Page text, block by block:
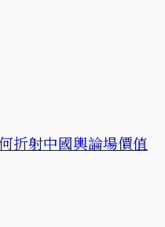
折射中國輿論場價值